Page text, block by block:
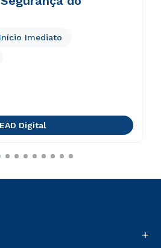
Início Imediato
EAD Digital
+